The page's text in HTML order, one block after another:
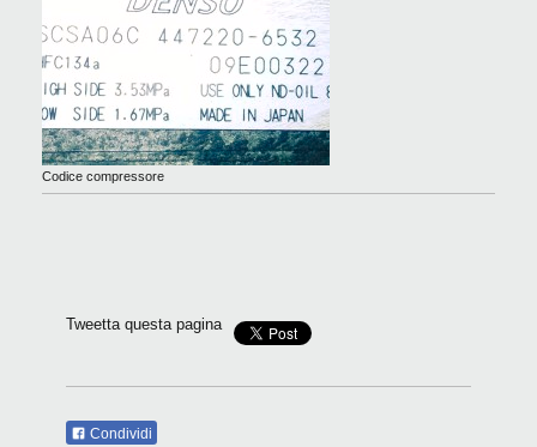
Codice compressore
Tweetta questa pagina
Condividi